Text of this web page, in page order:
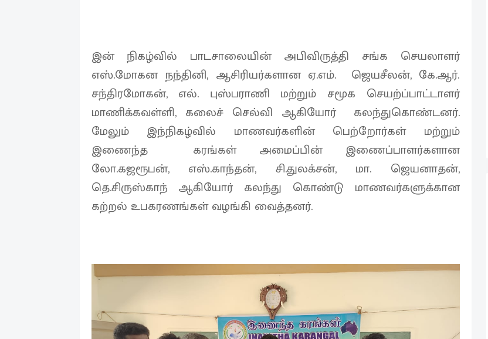
இன் நிகழ்வில் பாடசாலையின் அபிவிருத்தி சங்க செயலாளர்
எஸ்.மோகன நந்தினி, ஆசிரியர்களான ஏ.எம். ஜெயசீலன், கே.ஆர்.
சந்திரமோகன், எல். புஸ்பராணி மற்றும் சமூக செயற்ப்பாட்டாளர்
மாணிக்கவள்ளி, கலைச் செல்வி ஆகியோர் கலந்துகொண்டனர்.
மேலும் இந்நிகழ்வில் மாணவர்களின் பெற்றோர்கள் மற்றும்
இணைந்த கரங்கள் அமைப்பின் இணைப்பாளர்களான
லோ.கஜரூபன், எஸ்.காந்தன், சி.துலக்சன், மா. ஜெயனாதன்,
தெ.சிருஸ்காந் ஆகியோர் கலந்து கொண்டு மாணவர்களுக்கான
கற்றல் உபகரணங்கள் வழங்கி வைத்தனர்.